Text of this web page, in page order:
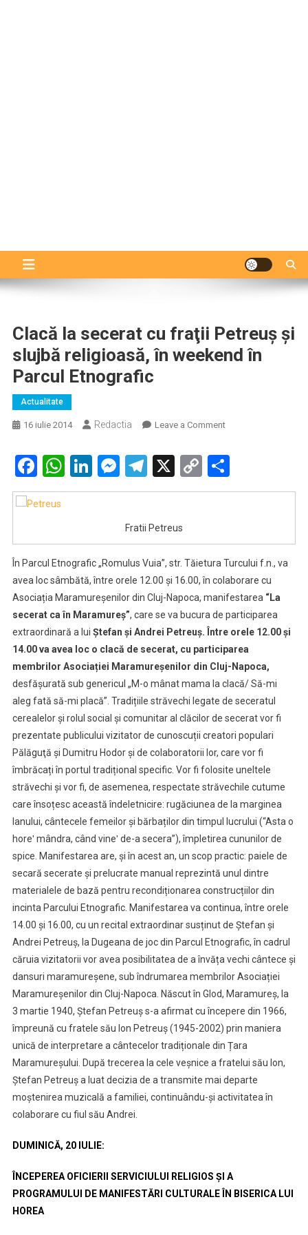
Clacă la secerat cu fraţii Petreuş şi
slujbă religioasă, în weekend în
Parcul Etnografic
Actualitate
16 iulie 2014 Redactia Leave a Commenton
la
religioasă,
în
weekend
în
Parcul
Etnografic
Facebook
WhatsApp
LinkedIn
Messenger
Telegram
X Copy
Link
Fratii Petreus
În Parcul Etnografic „Romulus Vuia”, str. Tăietura Turcului f.n., va
avea loc sâmbătă, între orele 12.00 și 16.00, în colaborare cu
Asociația Maramureșenilor din Cluj-Napoca, manifestarea “La
secerat ca în Maramureș”, care se va bucura de participarea
extraordinară a lui Ștefan și Andrei Petreuș. Între orele 12.00 și
14.00 va avea loc o clacă de secerat, cu participarea
membrilor Asociației Maramureșenilor din Cluj-Napoca,
desfășurată sub genericul „M-o mânat mama la clacă/ Să-mi
aleg fată să-mi placă”. Tradițiile străvechi legate de seceratul
cerealelor și rolul social și comunitar al clăcilor de secerat vor fi
prezentate publicului vizitator de cunoscuții creatori populari
Pălăguţă și Dumitru Hodor și de colaboratorii lor, care vor fi
îmbrăcați în portul tradițional specific. Vor fi folosite uneltele
străvechi și vor fi, de asemenea, respectate străvechile cutume
care însoțesc această îndeletnicire: rugăciunea de la marginea
lanului, cântecele femeilor și bărbaților din timpul lucrului (“Asta o
horeʹ mândra, când vineʹ de-a secera”), împletirea cununilor de
spice. Manifestarea are, și în acest an, un scop practic: paiele de
secară secerate și prelucrate manual reprezintă unul dintre
materialele de bază pentru recondiționarea construcțiilor din
incinta Parcului Etnografic. Manifestarea va continua, între orele
14.00 și 16.00, cu un recital extraordinar susținut de Ștefan și
Andrei Petreuș, la Dugeana de joc din Parcul Etnografic, în cadrul
căruia vizitatorii vor avea posibilitatea de a învăța vechi cântece și
dansuri maramureșene, sub îndrumarea membrilor Asociației
Maramureșenilor din Cluj-Napoca. Născut în Glod, Maramureș, la
3 martie 1940, Ștefan Petreuș s-a afirmat cu începere din 1966,
împreună cu fratele său Ion Petreuș (1945-2002) prin maniera
unică de interpretare a cântecelor tradiționale din Țara
Maramureșului. După trecerea la cele veșnice a fratelui său Ion,
Ștefan Petreuș a luat decizia de a transmite mai departe
moștenirea muzicală a familiei, continuându-și activitatea în
colaborare cu fiul său Andrei.
DUMINICĂ, 20 IULIE:
ÎNCEPEREA OFICIERII SERVICIULUI RELIGIOS ȘI A
PROGRAMULUI DE MANIFESTĂRI CULTURALE ÎN BISERICA LUI
HOREA